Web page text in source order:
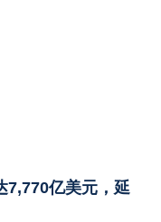
7,770亿美元，延